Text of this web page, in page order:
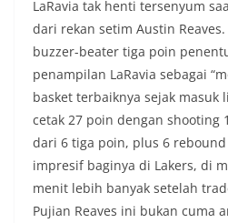
LaRavia tak henti tersenyum
dari rekan setim Austin
buzzer-beater tiga poin
penampilan LaRavia sebagai
basket terbaiknya sejak masuk
cetak 27 poin dengan shooting
dari 6 tiga poin, plus 6
impresif baginya di Lakers, di
menit lebih banyak setelah
Pujian Reaves ini bukan cuma